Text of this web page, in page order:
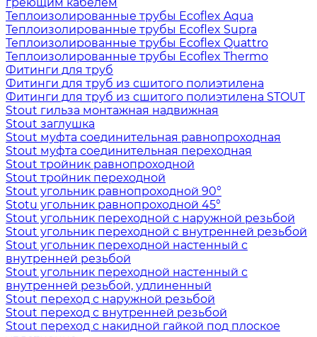
Теплоизолированные трубы Ecoflex Aqua
Теплоизолированные трубы Ecoflex Supra
Теплоизолированные трубы Ecoflex Quattro
Теплоизолированные трубы Ecoflex Thermo
Фитинги для труб
Фитинги для труб из сшитого полиэтилена
Фитинги для труб из сшитого полиэтилена STOUT
Stout гильза монтажная надвижная
Stout заглушка
Stout муфта соединительная равнопроходная
Stout муфта соединительная переходная
Stout тройник равнопроходной
Stout тройник переходной
Stout угольник равнопроходной 90°
Stotu угольник равнопроходной 45°
Stout угольник переходной с наружной резьбой
Stout угольник переходной с внутренней резьбой
Stout угольник переходной настенный с
внутренней резьбой
Stout угольник переходной настенный с
внутренней резьбой, удлиненный
Stout переход с наружной резьбой
Stout переход с внутренней резьбой
Stout переход с накидной гайкой под плоское